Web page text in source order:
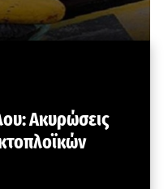
Ακυρώσεις